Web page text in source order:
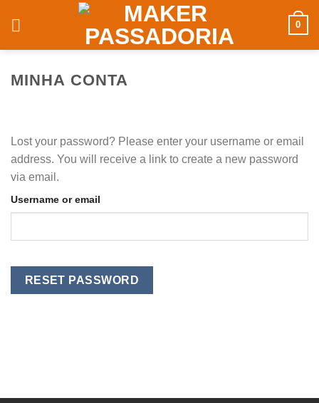
0
MINHA CONTA
Lost your password? Please enter your username or email
address. You will receive a link to create a new password
via email.
Username or email
RESET PASSWORD